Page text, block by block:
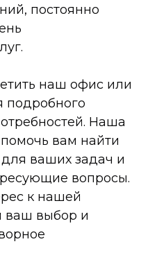
постоянно
наш офис или
подробного
Наша
вам найти
ваших задач и
вопросы.
к нашей
ваш выбор и